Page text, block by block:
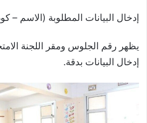
إدخال البيانات المطلوبة (الاسم –
يظهر رقم الجلوس ومقر اللجنة
إدخال البيانات بدقة.